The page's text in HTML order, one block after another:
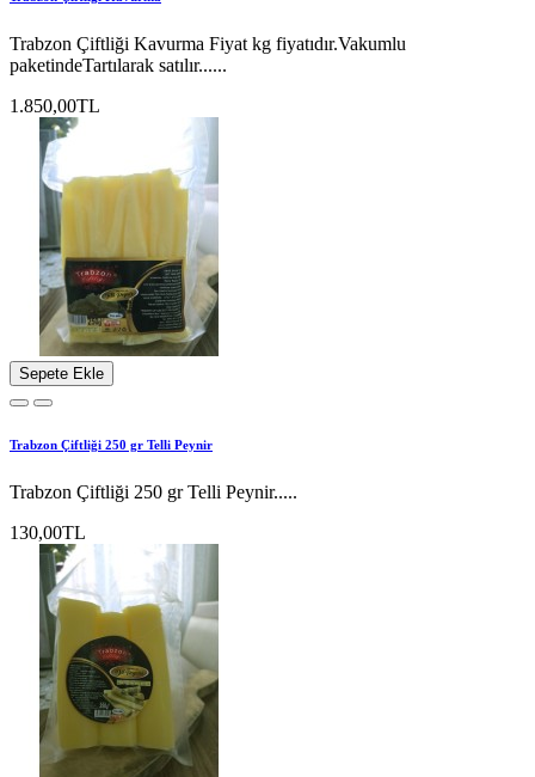
Trabzon Çiftliği Kavurma Fiyat kg fiyatıdır.Vakumlu
paketindeTartılarak satılır......
1.850,00TL
Sepete Ekle
Trabzon Çiftliği 250 gr Telli Peynir
Trabzon Çiftliği 250 gr Telli Peynir.....
130,00TL